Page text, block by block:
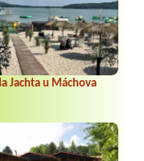
Jachta u Máchova